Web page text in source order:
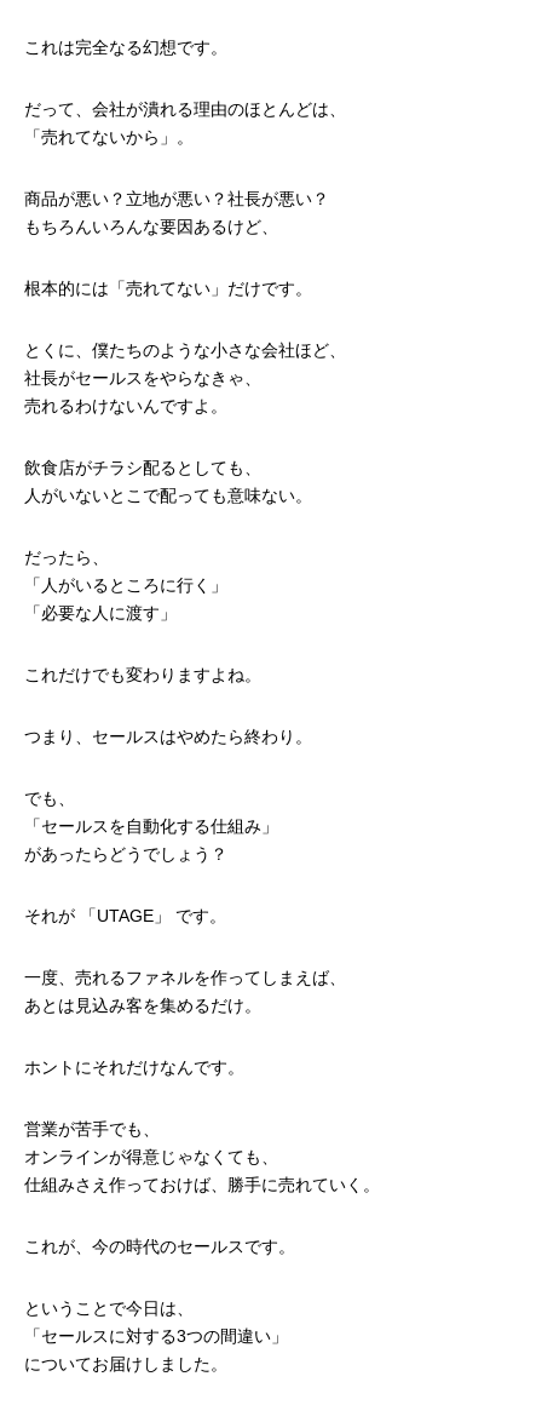
これは完全なる幻想です。
だって、会社が潰れる理由のほとんどは、
「売れてないから」。
商品が悪い？立地が悪い？社長が悪い？
もちろんいろんな要因あるけど、
根本的には「売れてない」だけです。
とくに、僕たちのような小さな会社ほど、
社長がセールスをやらなきゃ、
売れるわけないんですよ。
飲食店がチラシ配るとしても、
人がいないとこで配っても意味ない。
だったら、
「人がいるところに行く」
「必要な人に渡す」
これだけでも変わりますよね。
つまり、セールスはやめたら終わり。
でも、
「セールスを自動化する仕組み」
があったらどうでしょう？
それが 「UTAGE」 です。
一度、売れるファネルを作ってしまえば、
あとは見込み客を集めるだけ。
ホントにそれだけなんです。
営業が苦手でも、
オンラインが得意じゃなくても、
仕組みさえ作っておけば、勝手に売れていく。
これが、今の時代のセールスです。
ということで今日は、
「セールスに対する3つの間違い」
についてお届けしました。